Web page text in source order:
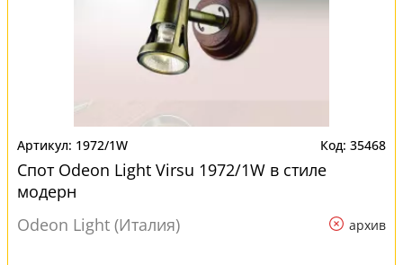
1972/1W 35468
Спот Odeon Light Virsu 1972/1W в стиле
модерн
Odeon Light (Италия)
архив